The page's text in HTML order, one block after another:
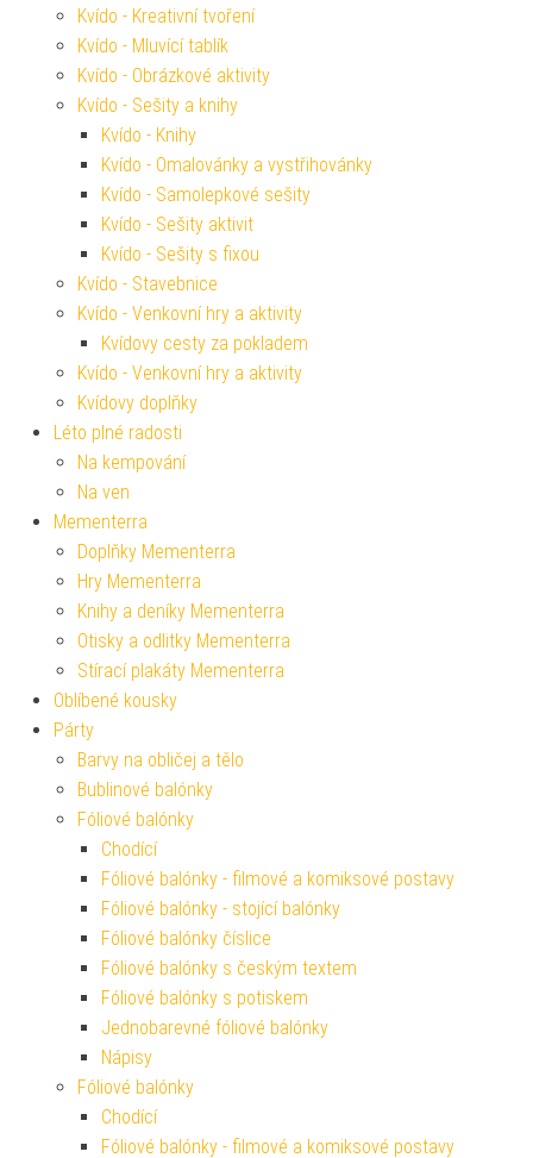
Kvído - Kreativní tvoření
Kvído - Mluvící tablík
Kvído - Obrázkové aktivity
Kvído - Sešity a knihy
Kvído - Knihy
Kvído - Omalovánky a vystřihovánky
Kvído - Samolepkové sešity
Kvído - Sešity aktivit
Kvído - Sešity s fixou
Kvído - Stavebnice
Kvído - Venkovní hry a aktivity
Kvídovy cesty za pokladem
Kvído - Venkovní hry a aktivity
Kvídovy doplňky
Léto plné radosti
Na kempování
Na ven
Mementerra
Doplňky Mementerra
Hry Mementerra
Knihy a deníky Mementerra
Otisky a odlitky Mementerra
Stírací plakáty Mementerra
Oblíbené kousky
Párty
Barvy na obličej a tělo
Bublinové balónky
Fóliové balónky
Chodící
Fóliové balónky - filmové a komiksové postavy
Fóliové balónky - stojící balónky
Fóliové balónky číslice
Fóliové balónky s českým textem
Fóliové balónky s potiskem
Jednobarevné fóliové balónky
Nápisy
Fóliové balónky
Chodící
Fóliové balónky - filmové a komiksové postavy